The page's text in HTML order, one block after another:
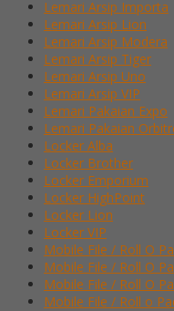
Lemari Arsip Importa
Lemari Arsip Lion
Lemari Arsip Modera
Lemari Arsip Tiger
Lemari Arsip Uno
Lemari Arsip VIP
Lemari Pakaian Expo
Lemari Pakaian
Locker Alba
Locker Brother
Locker Emporium
Locker HighPoint
Locker Lion
Locker VIP
Mobile File / Roll O
Mobile File / Roll O
Mobile File / Roll O
Mobile File / Roll o